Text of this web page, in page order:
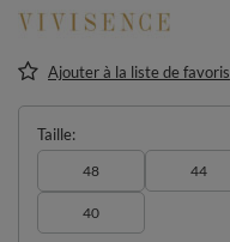
Ajouter à la liste de favoris
Taille
48 44
40